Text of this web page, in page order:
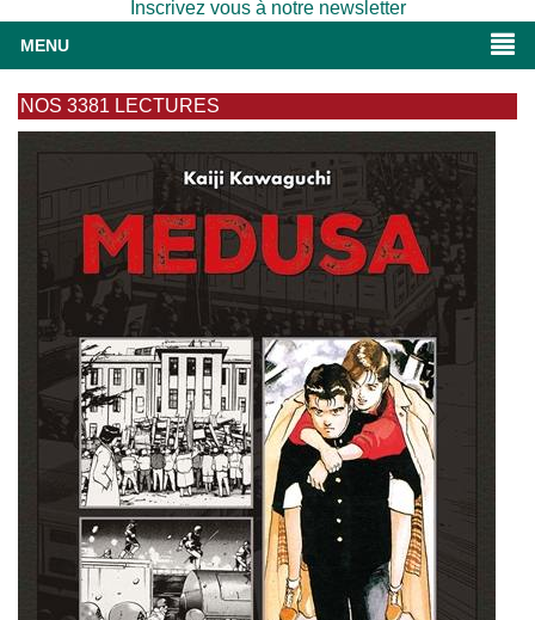
Inscrivez vous à notre newsletter
MENU
NOS 3381 LECTURES